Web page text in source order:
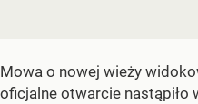
Mowa o nowej wieży
oficjalne otwarcie nastąpiło